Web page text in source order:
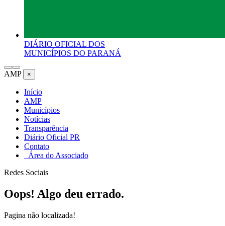
DIÁRIO OFICIAL DOS
MUNICÍPIOS DO PARANÁ
AMP ×
Início
AMP
Municípios
Notícias
Transparência
Diário Oficial PR
Contato
Área do Associado
Redes Sociais
Oops! Algo deu errado.
Pagina não localizada!